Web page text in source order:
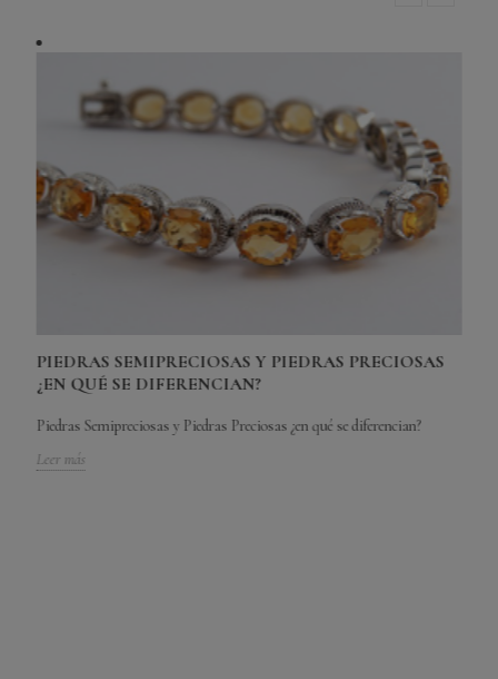
PIEDRAS SEMIPRECIOSAS Y PIEDRAS PRECIOSAS
¿EN QUÉ SE DIFERENCIAN?
Piedras Semipreciosas y Piedras Preciosas ¿en qué se diferencian?
Leer más